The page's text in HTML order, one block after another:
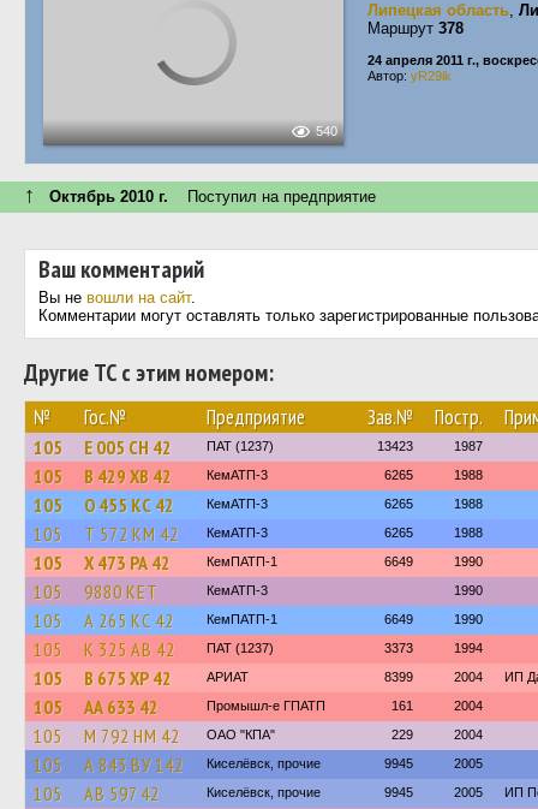
540
Липецкая область,
Маршрут 378
24 апреля 2011 г.,
Автор: yR29ik
↑ Октябрь 2010 г. Поступил на предприятие
Ваш комментарий
Вы не вошли на сайт.
Комментарии могут оставлять только зарегистрированные
Другие ТС с этим номером:
№ Гос.№ Предприятие Зав.№ Постр.
105 Е 005 СН 42 ПАТ (1237) 13423 1987
105 В 429 ХВ 42 КемАТП-3 6265 1988
105 О 455 КС 42 КемАТП-3 6265 1988
105 Т 572 КМ 42 КемАТП-3 6265 1988
105 Х 473 РА 42 КемПАТП-1 6649 1990
105 9880 КЕТ КемАТП-3 1990
105 А 265 КС 42 КемПАТП-1 6649 1990
105 К 325 АВ 42 ПАТ (1237) 3373 1994
105 В 675 ХР 42 АРИАТ 8399 2004 ИП
105 АА 633 42 Промышл-е ГПАТП 161 2004
105 М 792 НМ 42 ОАО "КПА" 229 2004
105 А 843 ВУ 142 Киселёвск, прочие 9945 2005
105 АВ 597 42 Киселёвск, прочие 9945 2005 ИП